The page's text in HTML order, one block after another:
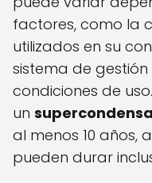
factores, como la
utilizados en su
sistema de
condiciones de
un
al menos 10 años,
pueden durar